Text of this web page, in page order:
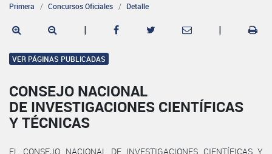
Primera Concursos Oficiales Detalle
| |
VER PÁGINAS PUBLICADAS
CONSEJO NACIONAL
DE INVESTIGACIONES CIENTÍFICAS
Y TÉCNICAS
EL CONSEJO NACIONAL DE INVESTIGACIONES CIENTÍFICAS Y